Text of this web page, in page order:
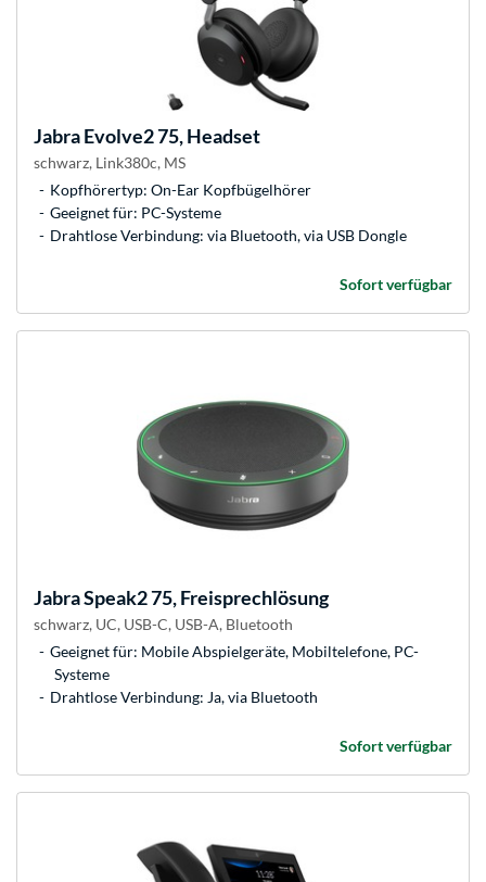
JabraEvolve2 75, Headset
schwarz, Link380c, MS
Kopfhörertyp: On-Ear Kopfbügelhörer
Geeignet für: PC-Systeme
Drahtlose Verbindung: via Bluetooth, via USB Dongle
Sofort verfügbar
JabraSpeak2 75, Freisprechlösung
schwarz, UC, USB-C, USB-A, Bluetooth
Geeignet für: Mobile Abspielgeräte, Mobiltelefone, PC-
Systeme
Drahtlose Verbindung: Ja, via Bluetooth
Sofort verfügbar